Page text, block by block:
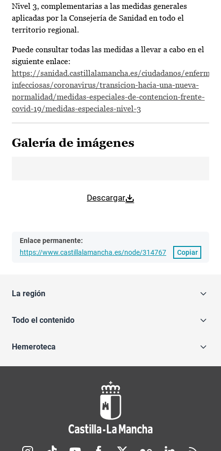
Nivel 3, complementarias a las medidas generales
aplicadas por la Consejería de Sanidad en todo el
territorio regional.
Puede consultar todas las medidas a llevar a cabo en el
siguiente enlace:
https://sanidad.castillalamancha.es/ciudadanos/
infecciosas/coronavirus/transicion-hacia-una-nueva-
normalidad/medidas-especiales-de-contencion-frente-
covid-19/medidas-especiales-nivel-3
Galería de imágenes
Descargar
Enlace permanente:
https://www.castillalamancha.es/node/314767
Copiar
La región
Todo el contenido
Hemeroteca